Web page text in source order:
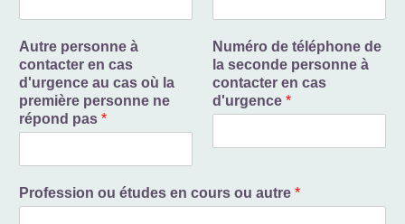
Autre personne à
contacter en cas
d'urgence au cas où la
première personne ne
répond pas *
Numéro de téléphone de
la seconde personne à
contacter en cas
d'urgence *
Profession ou études en cours ou autre *